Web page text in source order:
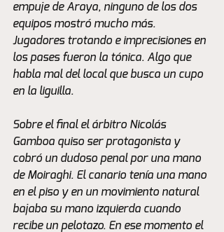
empuje de Araya, ninguno de los dos
equipos mostró mucho más.
Jugadores trotando e imprecisiones en
los pases fueron la tónica. Algo que
habla mal del local que busca un cupo
en la liguilla.
Sobre el final el árbitro Nicolás
Gamboa quiso ser protagonista y
cobró un dudoso penal por una mano
de Moiraghi. El canario tenía una mano
en el piso y en un movimiento natural
bajaba su mano izquierda cuando
recibe un pelotazo. En ese momento el